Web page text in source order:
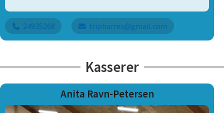
24935268 tripharres@gmail.com
Kasserer
Anita Ravn-Petersen